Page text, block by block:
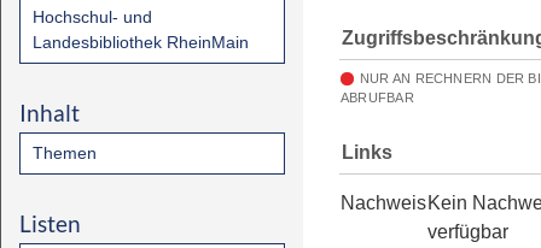
Hochschul- und
Landesbibliothek RheinMain
Inhalt
Themen
Listen
NUR AN RECHNERN DER
ABRUFBAR
Links
NachweisKein
verfügbar